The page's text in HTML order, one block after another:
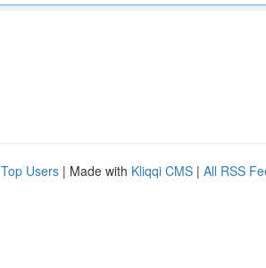
Top Users | Made with Kliqqi CMS | All RSS